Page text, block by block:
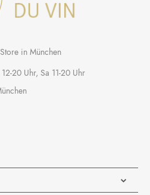
in München
20 Uhr, Sa 11-20 Uhr